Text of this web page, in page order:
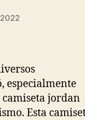
especialmente
jordan
Esta